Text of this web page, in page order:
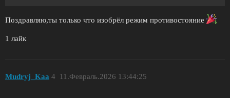
Поздравляю,ты только что изобрёл режим противостояние
1 лайк
Mudryj_Kaa 11.Февраль.2026 13:44:25
4